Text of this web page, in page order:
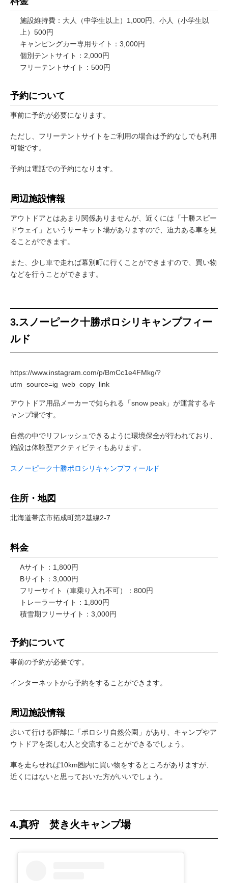
施設維持費：大人（中学生以上）1,000円、小人（小学生以
上）500円
キャンピングカー専用サイト：3,000円
個別テントサイト：2,000円
フリーテントサイト：500円
予約について
事前に予約が必要になります。
ただし、フリーテントサイトをご利用の場合は予約なしでも利用
可能です。
予約は電話での予約になります。
周辺施設情報
アウトドアとはあまり関係ありませんが、近くには「十勝スピー
ドウェイ」というサーキット場がありますので、迫力ある車を見
ることができます。
また、少し車で走れば幕別町に行くことができますので、買い物
などを行うことができます。
3.スノーピーク十勝ポロシリキャンプフィー
ルド
https://www.instagram.com/p/BmCc1e4FMkg/?
utm_source=ig_web_copy_link
アウトドア用品メーカーで知られる「snow peak」が運営するキ
ャンプ場です。
自然の中でリフレッシュできるように環境保全が行われており、
施設は体験型アクティビティもあります。
スノーピーク十勝ポロシリキャンプフィールド
住所・地図
北海道帯広市拓成町第2基線2-7
料金
Aサイト：1,800円
Bサイト：3,000円
フリーサイト（車乗り入れ不可）：800円
トレーラーサイト：1,800円
積雪期フリーサイト：3,000円
予約について
事前の予約が必要です。
インターネットから予約をすることができます。
周辺施設情報
歩いて行ける距離に「ポロシリ自然公園」があり、キャンプやア
ウトドアを楽しむ人と交流することができるでしょう。
車を走らせれば10km圏内に買い物をするところがありますが、
近くにはないと思っておいた方がいいでしょう。
4.真狩 焚き火キャンプ場